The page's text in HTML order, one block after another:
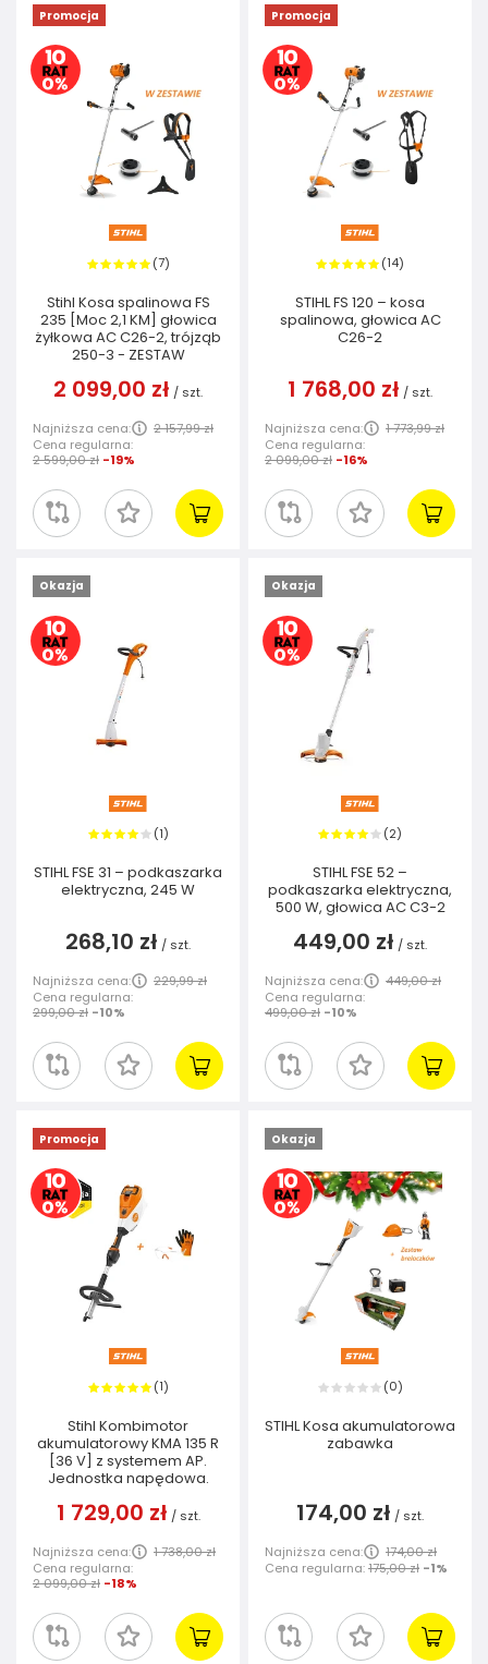
Promocja
(7)
Stihl Kosa spalinowa FS
235 [Moc 2,1 KM] głowica
żyłkowa AC C26-2, trójząb
250-3 - ZESTAW
2 099,00 zł / szt.
Najniższa cena:
2 157,99 zł
Cena regularna:
2 599,00 zł -19%
Promocja
(14)
STIHL FS 120 – kosa
spalinowa, głowica AC
C26-2
1 768,00 zł / szt.
Najniższa cena:
1 773,99 zł
Cena regularna:
2 099,00 zł -16%
Okazja
(1)
STIHL FSE 31 – podkaszarka
elektryczna, 245 W
268,10 zł / szt.
Najniższa cena:
229,99 zł
Cena regularna:
299,00 zł -10%
Okazja
(2)
STIHL FSE 52 –
podkaszarka elektryczna,
500 W, głowica AC C3-2
449,00 zł / szt.
Najniższa cena:
449,00 zł
Cena regularna:
499,00 zł -10%
Promocja
(1)
Stihl Kombimotor
akumulatorowy KMA 135 R
[36 V] z systemem AP.
Jednostka napędowa.
1 729,00 zł / szt.
Najniższa cena:
1 738,00 zł
Cena regularna:
2 099,00 zł -18%
Okazja
(0)
STIHL Kosa akumulatorowa
zabawka
174,00 zł / szt.
Najniższa cena:
174,00 zł
Cena regularna:175,00 zł -1%